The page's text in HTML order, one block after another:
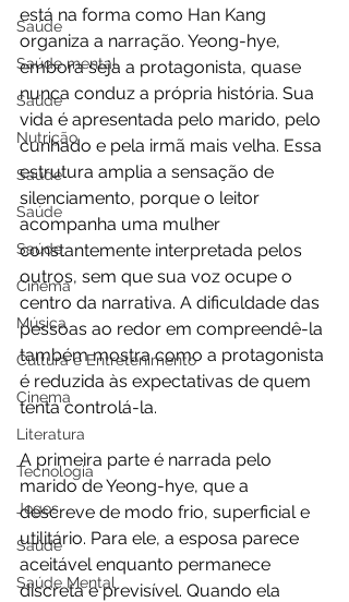
Saúde
Saúde mental
Saúde
Nutrição
Saúde
Saúde
Saúde
Cinema
Música
Cultura e Entretenimento
Cinema
Literatura
Tecnologia
Jogos
Saúde
Saúde Mental
está na forma como Han Kang
organiza a narração. Yeong-hye,
embora seja a protagonista, quase
nunca conduz a própria história. Sua
vida é apresentada pelo marido, pelo
cunhado e pela irmã mais velha. Essa
estrutura amplia a sensação de
silenciamento, porque o leitor
acompanha uma mulher
constantemente interpretada pelos
outros, sem que sua voz ocupe o
centro da narrativa. A dificuldade das
pessoas ao redor em compreendê-la
também mostra como a protagonista
é reduzida às expectativas de quem
tenta controlá-la.
A primeira parte é narrada pelo
marido de Yeong-hye, que a
descreve de modo frio, superficial e
utilitário. Para ele, a esposa parece
aceitável enquanto permanece
discreta e previsível. Quando ela